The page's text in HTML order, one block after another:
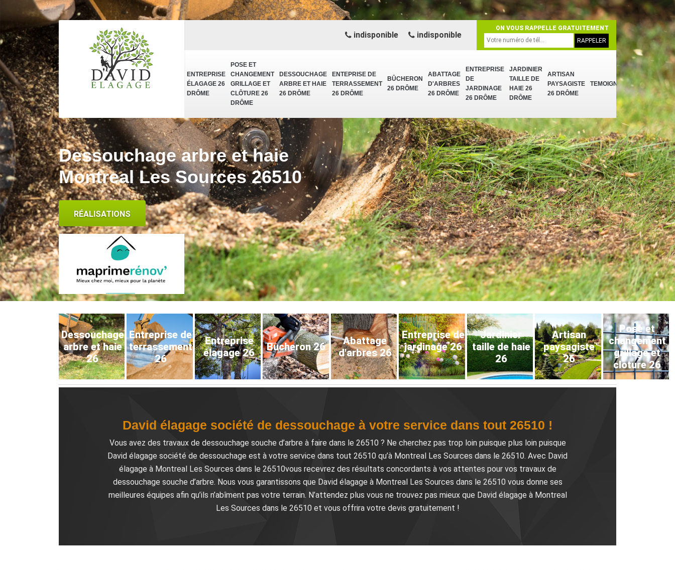
ENTREPRISE
ÉLAGAGE 26
DRÔME
POSE ET
CHANGEMENT
GRILLAGE ET
CLÔTURE 26
DRÔME
DESSOUCHAGE
ARBRE ET HAIE
26 DRÔME
ENTEPRISE DE
TERRASSEMENT
26 DRÔME
BÛCHERON
26 DRÔME
ABATTAGE
D'ARBRES
26 DRÔME
ENTREPRISE
DE
JARDINAGE
26 DRÔME
JARDINIER
TAILLE DE
HAIE 26
DRÔME
ARTISAN
PAYSAGISTE
26 DRÔME
TEMOIGNAGES
indisponible indisponible
ON VOUS RAPPELLE GRATUITEMENT
Dessouchage arbre et haie
Montreal Les Sources 26510
RÉALISATIONS
Dessouchage
arbre et haie
26
Entreprise de
terrassement
26
Entreprise
élagage 26
Bucheron 26
Abattage
d'arbres 26
Entreprise de
jardinage 26
Jardinier
taille de haie
26
Artisan
paysagiste
26
Pose et
changement
grillage et
cloture 26
David élagage société de dessouchage à votre service dans tout 26510 !
Vous avez des travaux de dessouchage souche d’arbre à faire dans le 26510 ? Ne cherchez pas trop loin puisque plus loin puisque
David élagage société de dessouchage est à votre service dans tout 26510 qu’à Montreal Les Sources dans le 26510. Avec David
élagage à Montreal Les Sources dans le 26510vous recevrez des résultats concordants à vos attentes pour vos travaux de
dessouchage souche d’arbre. Nous vous garantissons que David élagage à Montreal Les Sources dans le 26510 vous donne ses
meilleures équipes afin qu’ils n’abîment pas votre terrain. N’attendez plus vous ne trouvez pas mieux que David élagage à Montreal
Les Sources dans le 26510 et vous offrira votre devis gratuitement !